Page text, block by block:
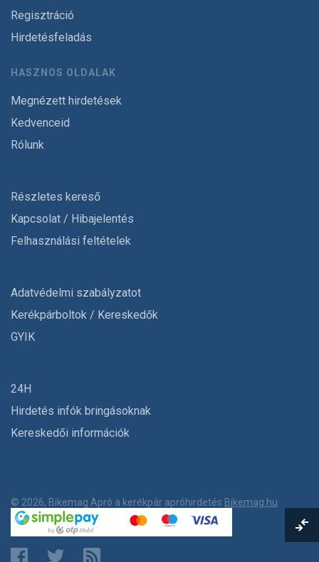
Regisztráció
Hirdetésfeladás
HASZNOS OLDALAK
Megnézett hirdetések
Kedvenceid
Rólunk
Részletes kereső
Kapcsolat / Hibajelentés
Felhasználási feltételek
Adatvédelmi szabályzatot
Kerékpárboltok / Kereskedők
GYIK
24H
Hirdetés infók bringásoknak
Kereskedői információk
© 2026, Bikemag Apró a kerékpár apróhirdetés Bikemag.hu